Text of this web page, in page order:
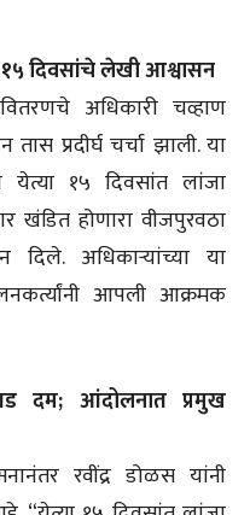
दिवसांचे लेखी आश्वासन
अधिकारी चव्हाण
प्रदीर्घ चर्चा झाली. या
येत्या १५ दिवसांत लांजा
खंडित होणारा वीजपुरवठा
अधिकाऱ्यांच्या या
आपली आक्रमक
दम; आंदोलनात प्रमुख
रवींद्र डोळस यांनी